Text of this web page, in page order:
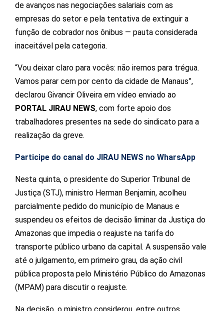
de avanços nas negociações salariais com as
empresas do setor e pela tentativa de extinguir a
função de cobrador nos ônibus — pauta considerada
inaceitável pela categoria.
“Vou deixar claro para vocês: não iremos para trégua.
Vamos parar cem por cento da cidade de Manaus”,
declarou Givancir Oliveira em vídeo enviado ao
PORTAL JIRAU NEWS, com forte apoio dos
trabalhadores presentes na sede do sindicato para a
realização da greve.
Participe do canal do JIRAU NEWS no WharsApp
Nesta quinta, o presidente do Superior Tribunal de
Justiça (STJ), ministro Herman Benjamin, acolheu
parcialmente pedido do município de Manaus e
suspendeu os efeitos de decisão liminar da Justiça do
Amazonas que impedia o reajuste na tarifa do
transporte público urbano da capital. A suspensão vale
até o julgamento, em primeiro grau, da ação civil
pública proposta pelo Ministério Público do Amazonas
(MPAM) para discutir o reajuste.